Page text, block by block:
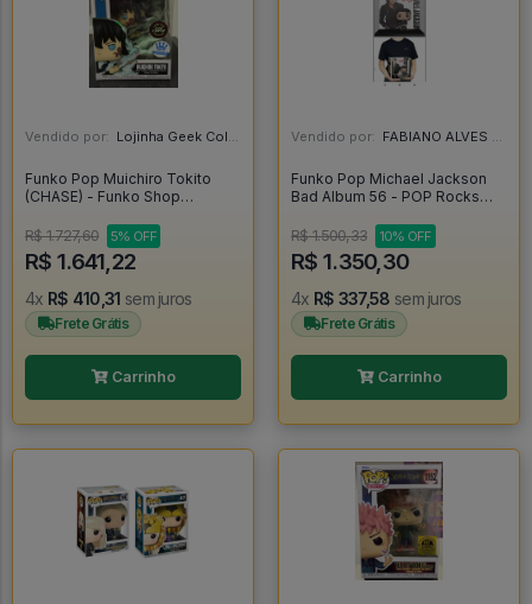
Vendido por: Lojinha Geek Colecionáveis - DF
Funko Pop Muichiro Tokito
(CHASE) - Funko Shop
#1858 *RARO* - FUNKO POP
#1858
R$ 1.727,60 5% OFF
R$ 1.641,22
4x R$ 410,31 sem juros
Frete Grátis
Carrinho
Vendido por: FABIANO ALVES - RJ
Funko Pop Michael Jackson
Bad Album 56 - POP Rocks
R$ 1.500,33
10% OFF
R$ 1.350,30
4x R$ 337,58 sem juros
Frete Grátis
Carrinho